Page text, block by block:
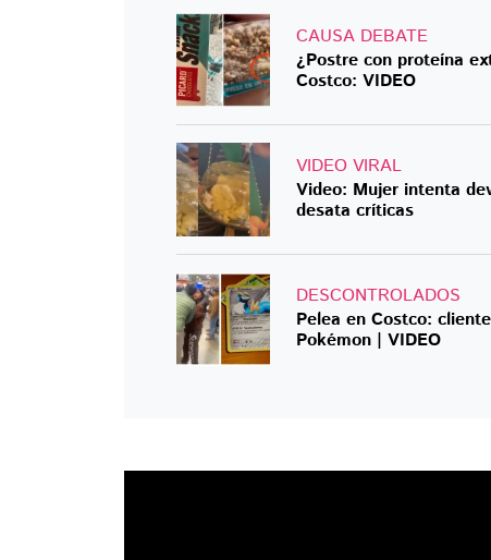
CAUSA DEBATE
¿Postre con proteína
Costco: VIDEO
VIDEO VIRAL
Video: Mujer intenta
desata críticas
DESCONTROLADOS
Pelea en Costco:
Pokémon | VIDEO